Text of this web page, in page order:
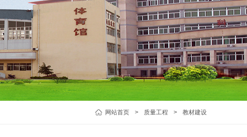
网站首页 > 质量工程 > 教材建设